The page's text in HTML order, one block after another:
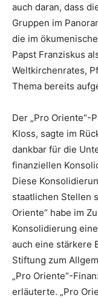
auch daran, dass
Gruppen im
die im
Papst Franziskus
Weltkirchenrates,
Thema bereits
Der „Pro Oriente“-
Kloss, sagte im
dankbar für die
finanziellen
Diese
staatlichen Stellen
Oriente“ habe im
Konsolidierung
auch eine stärkere
Stiftung zum
„Pro Oriente“-
erläuterte. „Pro